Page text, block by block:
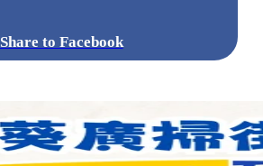
Share to Facebook